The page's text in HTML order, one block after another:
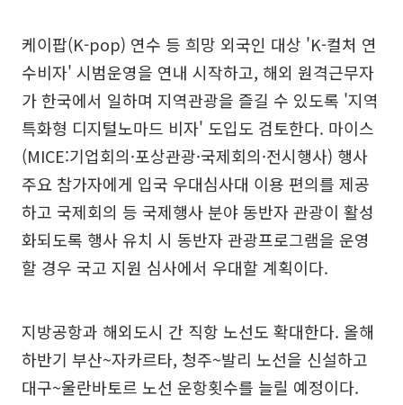
케이팝(K-pop) 연수 등 희망 외국인 대상 'K-컬처 연
수비자' 시범운영을 연내 시작하고, 해외 원격근무자
가 한국에서 일하며 지역관광을 즐길 수 있도록 '지역
특화형 디지털노마드 비자' 도입도 검토한다. 마이스
(MICE:기업회의·포상관광·국제회의·전시행사) 행사
주요 참가자에게 입국 우대심사대 이용 편의를 제공
하고 국제회의 등 국제행사 분야 동반자 관광이 활성
화되도록 행사 유치 시 동반자 관광프로그램을 운영
할 경우 국고 지원 심사에서 우대할 계획이다.
지방공항과 해외도시 간 직항 노선도 확대한다. 올해
하반기 부산~자카르타, 청주~발리 노선을 신설하고
대구~울란바토르 노선 운항횟수를 늘릴 예정이다.